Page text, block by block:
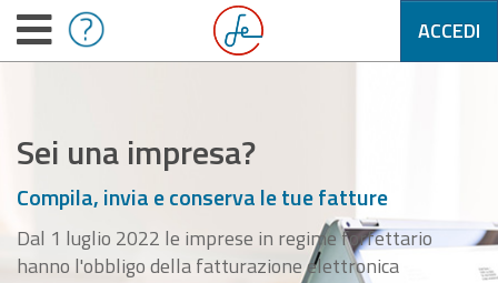
ACCEDI
Sei una impresa?
Compila, invia e conserva le tue fatture
Dal 1 luglio 2022 le imprese in regime forfettario
hanno l'obbligo della fatturazione elettronica